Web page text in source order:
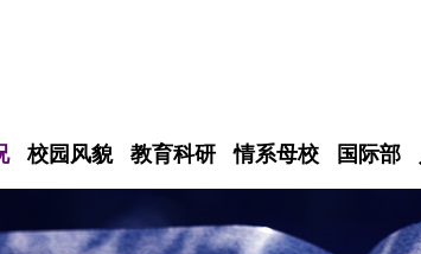
校园风貌 教育科研 情系母校 国际部